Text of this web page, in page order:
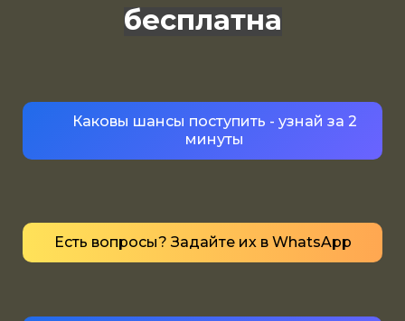
бесплатна
Каковы шансы поступить - узнай за 2
минуты
Есть вопросы? Задайте их в WhatsApp